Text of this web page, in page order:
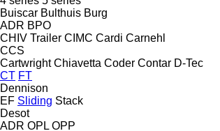
Buiscar Bulthuis Burg
ADR BPO
CHIV Trailer CIMC Cardi Carnehl
CCS
Cartwright Chiavetta Coder Contar D-Tec
CT FT
Dennison
EF Sliding Stack
Desot
ADR OPL OPP